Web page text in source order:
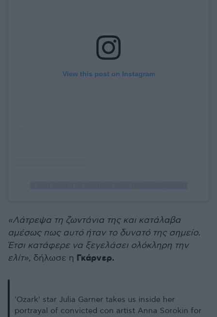
View this post on Instagram
«Λάτρεψα τη ζωντάνια της και κατάλαβα
αμέσως πως αυτό ήταν το δυνατό της σημείο.
Έτσι κατάφερε να ξεγελάσει ολόκληρη την
ελίτ», δήλωσε η Γκάρνερ.
'Ozark' star Julia Garner takes us inside her
portrayal of convicted con artist Anna Sorokin for